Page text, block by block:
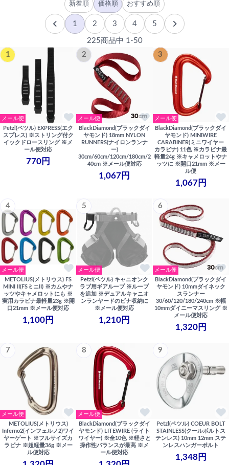
新着順 価格順 おすすめ順
1 2 3 4 5
225商品中 1-50
1
メール便
Petzl(ペツル) EXPRESS(エク
スプレス) ※ストリング付ク
イックドロースリング ※メ
ール便対応
770円
2
メール便
BlackDiamond(ブラックダイ
ヤモンド) 18mm NYLON
RUNNERS(ナイロンランナ
ー)
30cm/60cm/120cm/180cm/2
40cm ※メール便対応
1,067円
3
メール便
BlackDiamond(ブラックダイ
ヤモンド) MINIWIRE
CARABINER(ミニワイヤー
カラビナ) 11色 ※カラビナ最
軽量24g ※キャメロットやナ
ッツに ※開口21mm ※メー
ル便
1,067円
4
メール便
METOLIUS(メトリウス) FS
MINI II(FSミニII) ※カムやナ
ッツやキャメロットにも ※
実用カラビナ最軽量23g ※開
口21mm ※メール便対応
1,100円
5
メール便
Petzl(ペツル) キャニオンク
ラブ用ギアループ ※ループ
を追加 ※デュアルキャニオ
ンランヤードのビナ収納に
※メール便対応
1,210円
6
メール便
BlackDiamond(ブラックダイ
ヤモンド) 10mmダイネック
スランナー
30/60/120/180/240cm ※幅
10mmダイニーマスリング ※
メール便対応
1,320円
7
メール便
METOLIUS(メトリウス)
Inferno2(インフェルノ2)ワイ
ヤーゲート ※フルサイズカ
ラビナ ※超軽量36g ※メー
ル便対応
8
メール便
BlackDiamond(ブラックダイ
ヤモンド) LITEWIRE (ライト
ワイヤー) ※全10色 ※軽さと
操作性バランスが最高 ※メ
ール便対応
9
Petzl(ペツル) COEUR BOLT
STAINLESS(クールボルトス
テンレス) 10mm 12mm ステ
ンレスハンガーボルト
1,348円